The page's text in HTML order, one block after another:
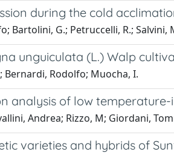
during the cold
Bartolini, G.; Petruccelli, R.;
unguiculata (L.) Walp
Bernardi, Rodolfo; Muocha, I.
analysis of low
Andrea; Rizzo, M; Giordani,
varieties and hybrids of